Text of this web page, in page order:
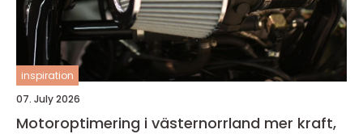
inspiration
07. July 2026
Motoroptimering i västernorrland mer kraft,